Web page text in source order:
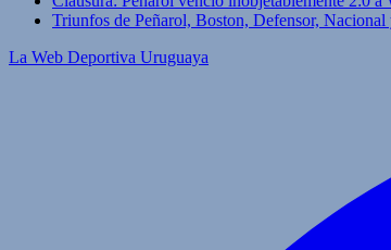
Triunfos de Peñarol, Boston, Defensor,
La Web Deportiva Uruguaya